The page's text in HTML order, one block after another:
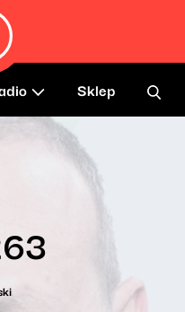
Sklep